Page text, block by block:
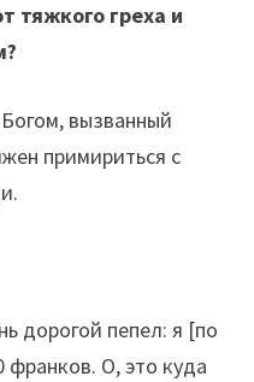
тяжкого греха и
вызванный
примириться с
дорогой пепел: я [по
франков. О, это куда